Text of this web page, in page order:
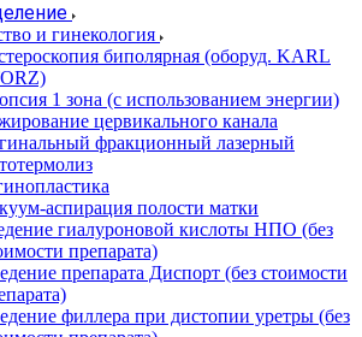
и гинекология
биполярная (оборуд. KARL
1 зона (с использованием энергии)
цервикального канала
фракционный лазерный
аспирация полости матки
гиалуроновой кислоты НПО (без
препарата)
препарата Диспорт (без стоимости
филлера при дистопии уретры (без